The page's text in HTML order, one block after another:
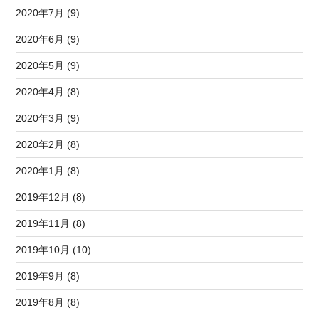
2020年7月 (9)
2020年6月 (9)
2020年5月 (9)
2020年4月 (8)
2020年3月 (9)
2020年2月 (8)
2020年1月 (8)
2019年12月 (8)
2019年11月 (8)
2019年10月 (10)
2019年9月 (8)
2019年8月 (8)